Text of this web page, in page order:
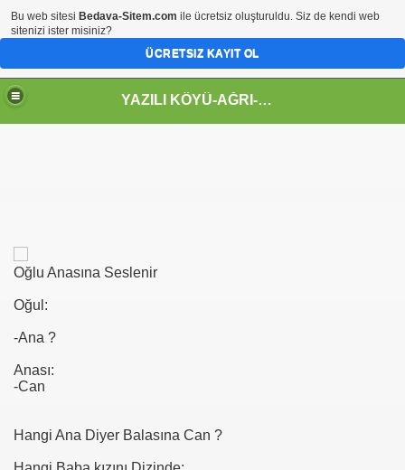
YAZILI KÖYÜ-AĞRI-MENGESERFM-KARAPAPAK-TEREKEME-AZERİ--GADANALIM
Oğlu Anasına Seslenir
Oğul:
-Ana ?
Anası:
-Can
Hangi Ana Diyer Balasına Can ?
burda:)
Bu web sitesi Bedava-Sitem.com ile ücretsiz oluşturuldu. Siz de kendi web
sitenizi ister misiniz?
ÜCRETSIZ KAYIT OL